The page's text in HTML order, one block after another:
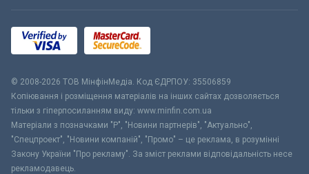
© 2008-2026 ТОВ МiнфiнМедiа. Код ЄДРПОУ: 35506859
Копіювання і розміщення матеріалів на інших сайтах дозволяється
тільки з гіперпосиланням виду: www.minfin.com.ua
Матеріали з позначками "Р", "Новини партнерів", "Актуально",
"Спецпроект", "Новини компаній", "Промо" – це реклама, в розумінні
Закону України "Про рекламу". За зміст реклами відповідальність несе
рекламодавець.